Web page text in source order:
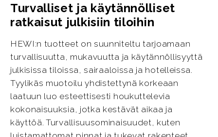
Turvalliset ja käytännölliset
ratkaisut julkisiin tiloihin
HEWI:n tuotteet on suunniteltu tarjoamaan
turvallisuutta, mukavuutta ja käytännöllisyyttä
julkisissa tiloissa, sairaaloissa ja hotelleissa.
Tyylikäs muotoilu yhdistettynä korkeaan
laatuun luo esteettisesti houkuttelevia
kokonaisuuksia, jotka kestävät aikaa ja
käyttöä. Turvallisuusominaisuudet, kuten